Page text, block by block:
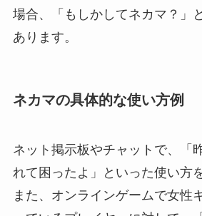
場合、「もしかしてネカマ？」
あります。
ネカマの具体的な使い方例
ネット掲示板やチャットで、「
れて困ったよ」といった使い方
また、オンラインゲームで女性